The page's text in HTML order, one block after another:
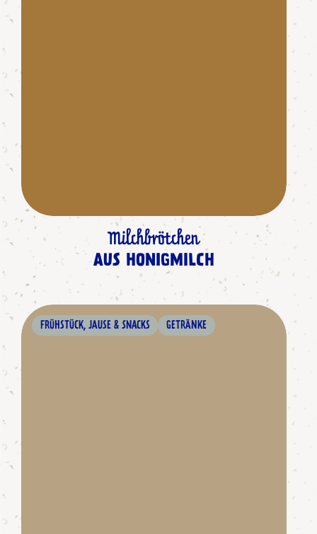
Milchbrötchen
AUS HONIGMILCH
FRÜHSTÜCK, JAUSE & SNACKS GETRÄNKE